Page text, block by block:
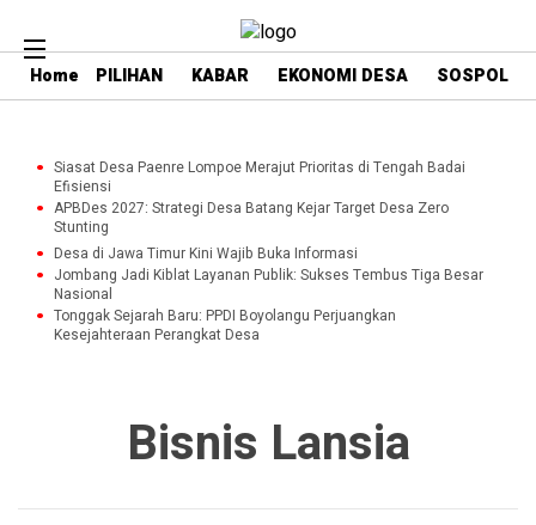
Home PILIHAN KABAR EKONOMI DESA SOSPOL
Siasat Desa Paenre Lompoe Merajut Prioritas di Tengah Badai
Efisiensi
APBDes 2027: Strategi Desa Batang Kejar Target Desa Zero
Stunting
Desa di Jawa Timur Kini Wajib Buka Informasi
Jombang Jadi Kiblat Layanan Publik: Sukses Tembus Tiga Besar
Nasional
Tonggak Sejarah Baru: PPDI Boyolangu Perjuangkan
Kesejahteraan Perangkat Desa
Bisnis Lansia